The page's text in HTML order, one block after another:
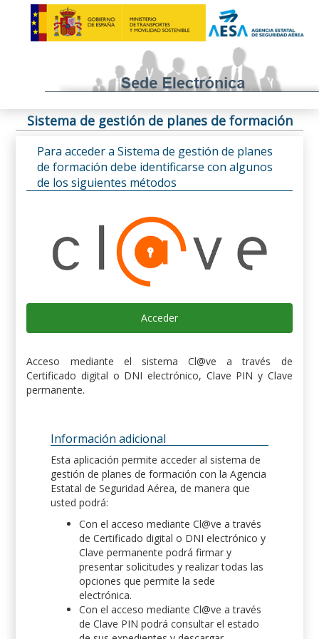
Sistema de gestión de planes de formación
Para acceder a Sistema de gestión de planes
de formación debe identificarse con algunos
de los siguientes métodos
Acceder
Acceso mediante el sistema Cl@ve a través de
Certificado digital o DNI electrónico, Clave PIN y Clave
permanente.
Información adicional
Esta aplicación permite acceder al sistema de
gestión de planes de formación con la Agencia
Estatal de Seguridad Aérea, de manera que
usted podrá:
Con el acceso mediante Cl@ve a través
de Certificado digital o DNI electrónico y
Clave permanente podrá firmar y
presentar solicitudes y realizar todas las
opciones que permite la sede
electrónica.
Con el acceso mediante Cl@ve a través
de Clave PIN podrá consultar el estado